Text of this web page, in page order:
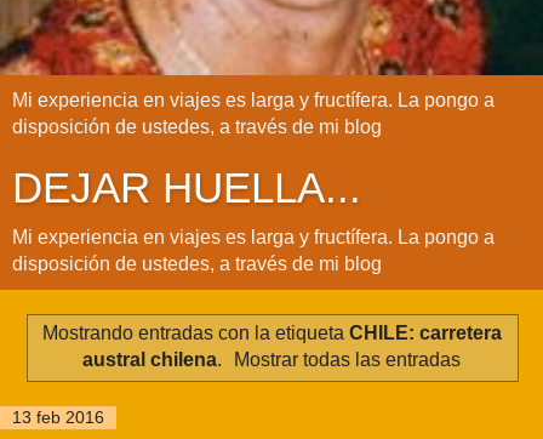
Mi experiencia en viajes es larga y fructífera. La pongo a
disposición de ustedes, a través de mi blog
DEJAR HUELLA...
Mi experiencia en viajes es larga y fructífera. La pongo a
disposición de ustedes, a través de mi blog
Mostrando entradas con la etiqueta CHILE: carretera
austral chilena. Mostrar todas las entradas
13 feb 2016